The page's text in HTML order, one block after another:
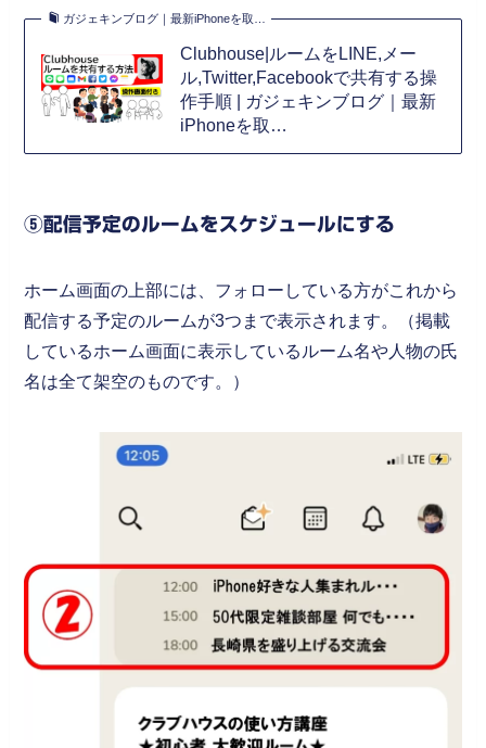
ガジェキンブログ｜最新iPhoneを取…
Clubhouse|ルームをLINE,メー
ル,Twitter,Facebookで共有する操
作手順 | ガジェキンブログ｜最新
iPhoneを取…
⑤配信予定のルームをスケジュールにする
ホーム画面の上部には、フォローしている方がこれから
配信する予定のルームが3つまで表示されます。（掲載
しているホーム画面に表示しているルーム名や人物の氏
名は全て架空のものです。）